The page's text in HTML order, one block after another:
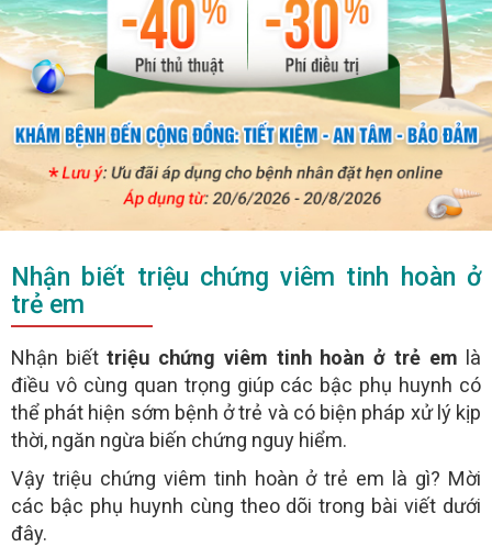
Nhận biết triệu chứng viêm tinh hoàn ở
trẻ em
Nhận biết triệu chứng viêm tinh hoàn ở trẻ em là
điều vô cùng quan trọng giúp các bậc phụ huynh có
thể phát hiện sớm bệnh ở trẻ và có biện pháp xử lý kịp
thời, ngăn ngừa biến chứng nguy hiểm.
Vậy triệu chứng viêm tinh hoàn ở trẻ em là gì? Mời
các bậc phụ huynh cùng theo dõi trong bài viết dưới
đây.
CHÚ Ý:
ĐỂ TRÁNH PHÁT SINH CHI PHÍ GÓI CƯỚC ĐIỆN THOẠI
TRONG SUỐT QUÁ TRÌNH TƯ VẤN CHO NGƯỜI BỆNH.
- Người bệnh nên để lạiSỐ ĐIỆN THOẠIvào khung chát, các
BÁC SĨ sẽ gọi điện trực tiếp để TƯ VẤN MIỄN PHÍcho bạn
- Người bệnh nên chát vớiBÁC SĨ qua khung chát trực
tuyến để không tốn chi phí điện thoại
x